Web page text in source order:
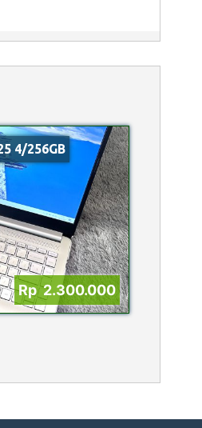
4/256GB
Rp 2.300.000